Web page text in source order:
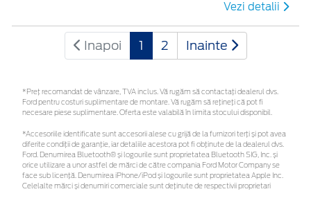
Vezi detalii
Inapoi 1 2 Inainte
*Preţ recomandat de vânzare, TVA inclus. Vă rugăm să contactaţi dealerul dvs.
Ford pentru costuri suplimentare de montare. Vă rugăm să rețineți că pot fi
necesare piese suplimentare. Oferta este valabilă în limita stocului disponibil.
*Accesoriile identificate sunt accesorii alese cu grijă de la furnizori terți și pot avea
diferite condiții de garanție, iar detaliile acestora pot fi obținute de la dealerul dvs.
Ford. Denumirea Bluetooth® și logourile sunt proprietatea Bluetooth SIG, Inc. și
orice utilizare a unor astfel de mărci de către compania Ford Motor Company se
face sub licență. Denumirea iPhone/iPod și logourile sunt proprietatea Apple Inc.
Celelalte mărci și denumiri comerciale sunt deținute de respectivii proprietari